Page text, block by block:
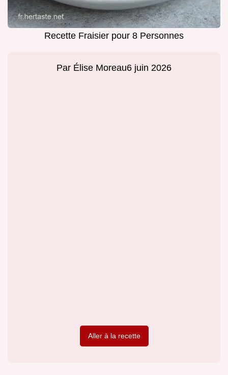
Recette Fraisier pour 8 Personnes
Par Élise Moreau6 juin 2026
Aller à la recette